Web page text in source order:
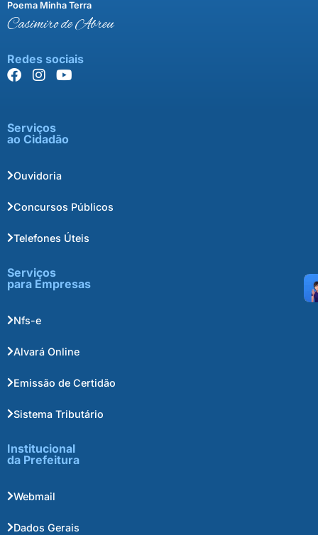
Poema Minha Terra
Casimiro de Abreu
Redes sociais
Serviços
ao Cidadão
Ouvidoria
Concursos Públicos
Telefones Úteis
Serviços
para Empresas
Nfs-e
Alvará Online
Emissão de Certidão
Sistema Tributário
Institucional
da Prefeitura
Webmail
Dados Gerais